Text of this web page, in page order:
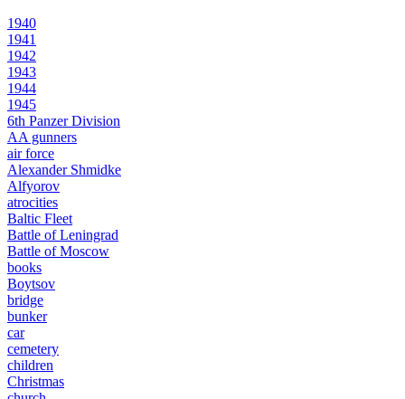
1940
1941
1942
1943
1944
1945
6th Panzer Division
AA gunners
air force
Alexander Shmidke
Alfyorov
atrocities
Baltic Fleet
Battle of Leningrad
Battle of Moscow
books
Boytsov
bridge
bunker
car
cemetery
children
Christmas